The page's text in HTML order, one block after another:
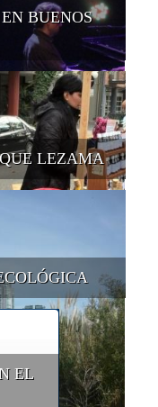
BUENOS
LEZAMA
EL